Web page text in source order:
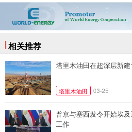
相关推荐
塔里木油田在超深层新
塔里木油田 03-25
普京与塞西发令开始埃
工作